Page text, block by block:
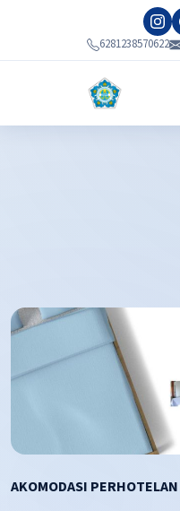
6281238570622
AKOMODASI PERHOTELAN